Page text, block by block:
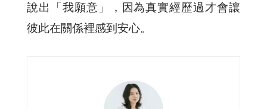
說出「我願意」，因為真實經歷過才會讓
彼此在關係裡感到安心。